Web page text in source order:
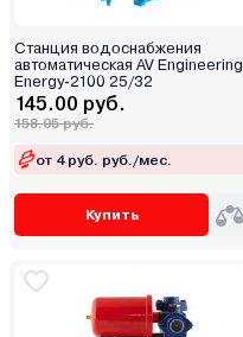
Станция водоснабжения
автоматическая AV Engineering
Energy-2100 25/32
145.00 руб.
158.05 руб.
от 4 руб. руб./мес.
Купить